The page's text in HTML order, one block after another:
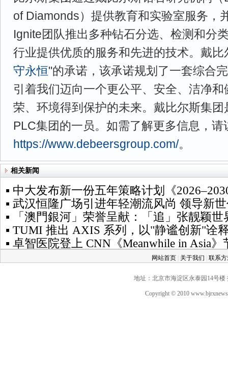
of Diamonds）提供教育和实验室服务，
Ignite团队推出多种钻石分选、检测和分
行业提供优质的服务和先进的技术。戴
守永恒"的承诺，该承诺规划了一套综合
引着我们迈向一个更公平、安全、洁净
荣、环境得到保护的未来。戴比尔斯集
PLC集团的一员。如需了解更多信息，请
https://www.debeersgroup.com/。
相关新闻
▪ 中大发布新一份五年策略计划《
▪ 武汉恒隆广场引进年轻潮流风尚 领导新
▪ 「澳門銀河」荣誉呈献：「追」张靓颖
▪ TUMI 推出 AXIS 系列，以"静谧创新"诠
▪ 卓智医院登上 CNN《Meanwhile in Asia
网站首页 关于我们 联系
地址：北京市海淀区永泰园14号楼
Copyright © 2010